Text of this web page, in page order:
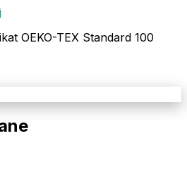
OEKO-TEX Standard 100